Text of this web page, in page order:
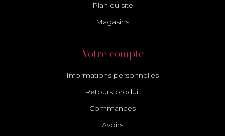
Plan du site
Magasins
Votre compte
Informations personnelles
Retours produit
Commandes
Avoirs